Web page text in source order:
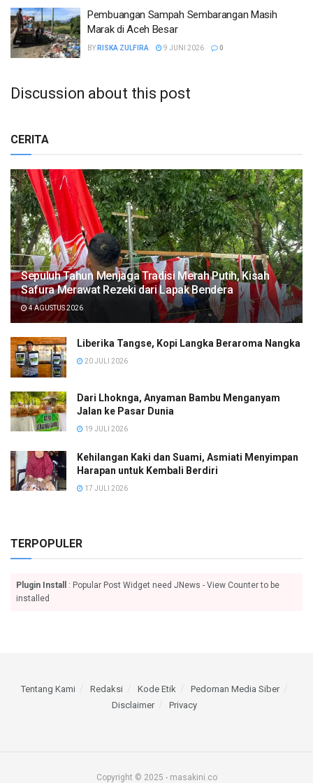
Pembuangan Sampah Sembarangan Masih
Marak di Aceh Besar
BY RISKA ZULFIRA 9 JUNI 2026 0
Discussion about this post
CERITA
Sepuluh Tahun Menjaga Tradisi Merah Putih, Kisah
Safura Merawat Rezeki dari Lapak Bendera
4 AGUSTUS 2026
Liberika Tangse, Kopi Langka Beraroma Nangka
20 JULI 2026
Dari Lhoknga, Anyaman Bambu Menganyam
Jalan ke Pasar Dunia
19 JULI 2026
Kehilangan Kaki dan Suami, Asmiati Menyimpan
Harapan untuk Kembali Berdiri
17 JULI 2026
TERPOPULER
Plugin Install
: Popular Post Widget need JNews - View Counter to be
installed
Tentang Kami Redaksi Kode Etik
Pedoman Media Siber
Disclaimer
Privacy
Copyright © 2025 - masakini.co